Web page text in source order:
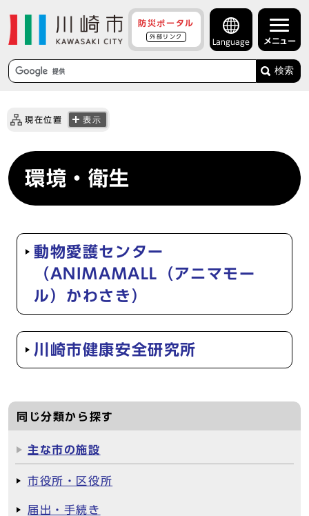
防災ポータル
外部リンク
Language メニュー
検索
現在位置 表示
環境・衛生
動物愛護センター
（ANIMAMALL（アニマモー
ル）かわさき）
川崎市健康安全研究所
同じ分類から探す
主な市の施設
市役所・区役所
届出・手続き